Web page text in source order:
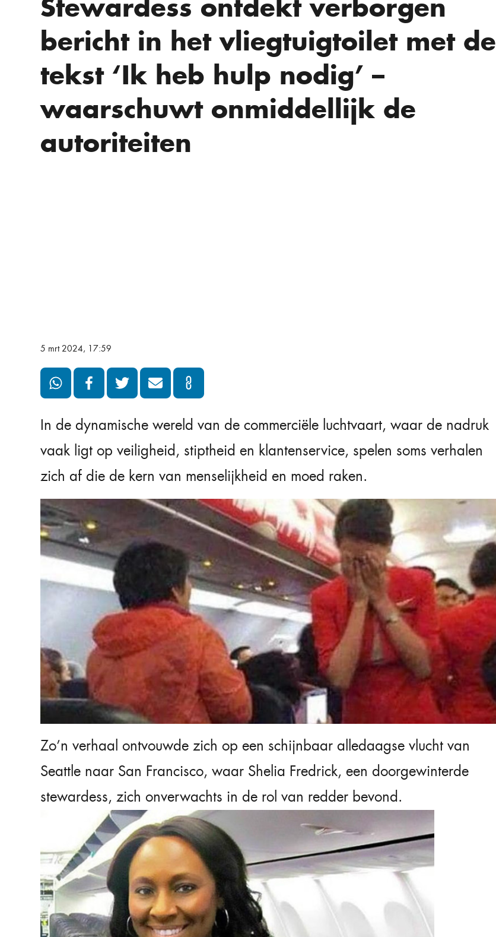
Stewardess ontdekt verborgen
bericht in het vliegtuigtoilet met de
tekst ‘Ik heb hulp nodig’ –
waarschuwt onmiddellijk de
autoriteiten
5 mrt 2024, 17:59
In de dynamische wereld van de commerciële luchtvaart, waar de nadruk
vaak ligt op veiligheid, stiptheid en klantenservice, spelen soms verhalen
zich af die de kern van menselijkheid en moed raken.
Zo’n verhaal ontvouwde zich op een schijnbaar alledaagse vlucht van
Seattle naar San Francisco, waar Shelia Fredrick, een doorgewinterde
stewardess, zich onverwachts in de rol van redder bevond.